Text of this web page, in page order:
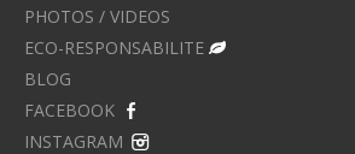
PHOTOS / VIDEOS
ECO-RESPONSABILITE
BLOG
FACEBOOK
INSTAGRAM